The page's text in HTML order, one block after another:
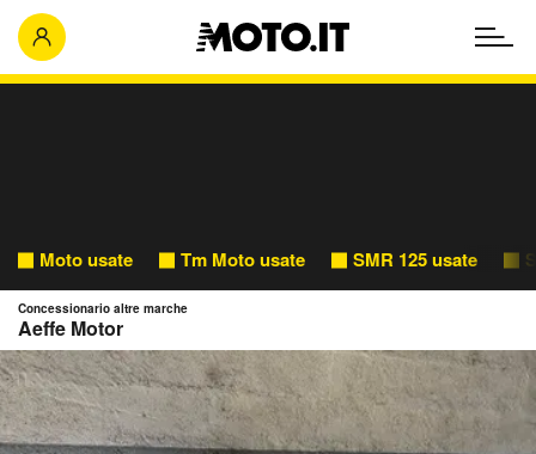
Moto usate Tm Moto usate SMR 125 usate
Concessionario altre marche
Aeffe Motor